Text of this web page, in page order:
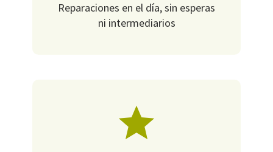
Reparaciones en el día, sin esperas
ni intermediarios